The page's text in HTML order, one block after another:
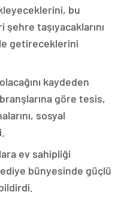
bu
taşıyacaklarını
getireceklerini
kaydeden
göre tesis,
sosyal
ev sahipliği
bünyesinde güçlü